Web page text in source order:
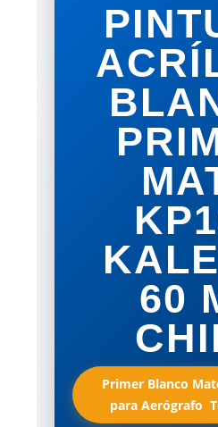
60
Primer Blanco
para Aerógrafo 